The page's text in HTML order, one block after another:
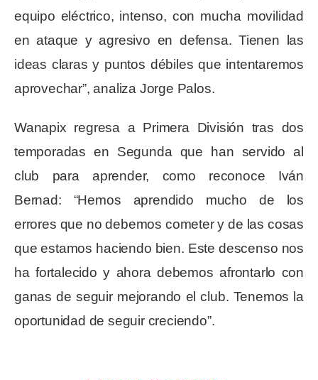
equipo eléctrico, intenso, con mucha movilidad
en ataque y agresivo en defensa. Tienen las
ideas claras y puntos débiles que intentaremos
aprovechar”, analiza Jorge Palos.
Wanapix regresa a Primera División tras dos
temporadas en Segunda que han servido al
club para aprender, como reconoce Iván
Bernad: “Hemos aprendido mucho de los
errores que no debemos cometer y de las cosas
que estamos haciendo bien. Este descenso nos
ha fortalecido y ahora debemos afrontarlo con
ganas de seguir mejorando el club. Tenemos la
oportunidad de seguir creciendo”.